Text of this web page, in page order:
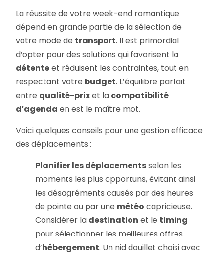
La réussite de votre week-end romantique
dépend en grande partie de la sélection de
votre mode de transport. Il est primordial
d’opter pour des solutions qui favorisent la
détenteet réduisent les contraintes, tout en
respectant votre budget. L’équilibre parfait
entre qualité-prixet la compatibilité
d’agenda en est le maître mot.
Voici quelques conseils pour une gestion efficace
des déplacements :
Planifier les déplacementsselon les
moments les plus opportuns, évitant ainsi
les désagréments causés par des heures
de pointe ou par une météo capricieuse.
Considérer la destination et le timing
pour sélectionner les meilleures offres
d’hébergement. Un nid douillet choisi avec